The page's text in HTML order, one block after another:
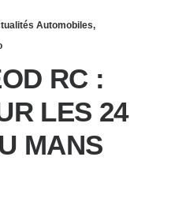
Automobiles,
RC :
LES 24
MANS